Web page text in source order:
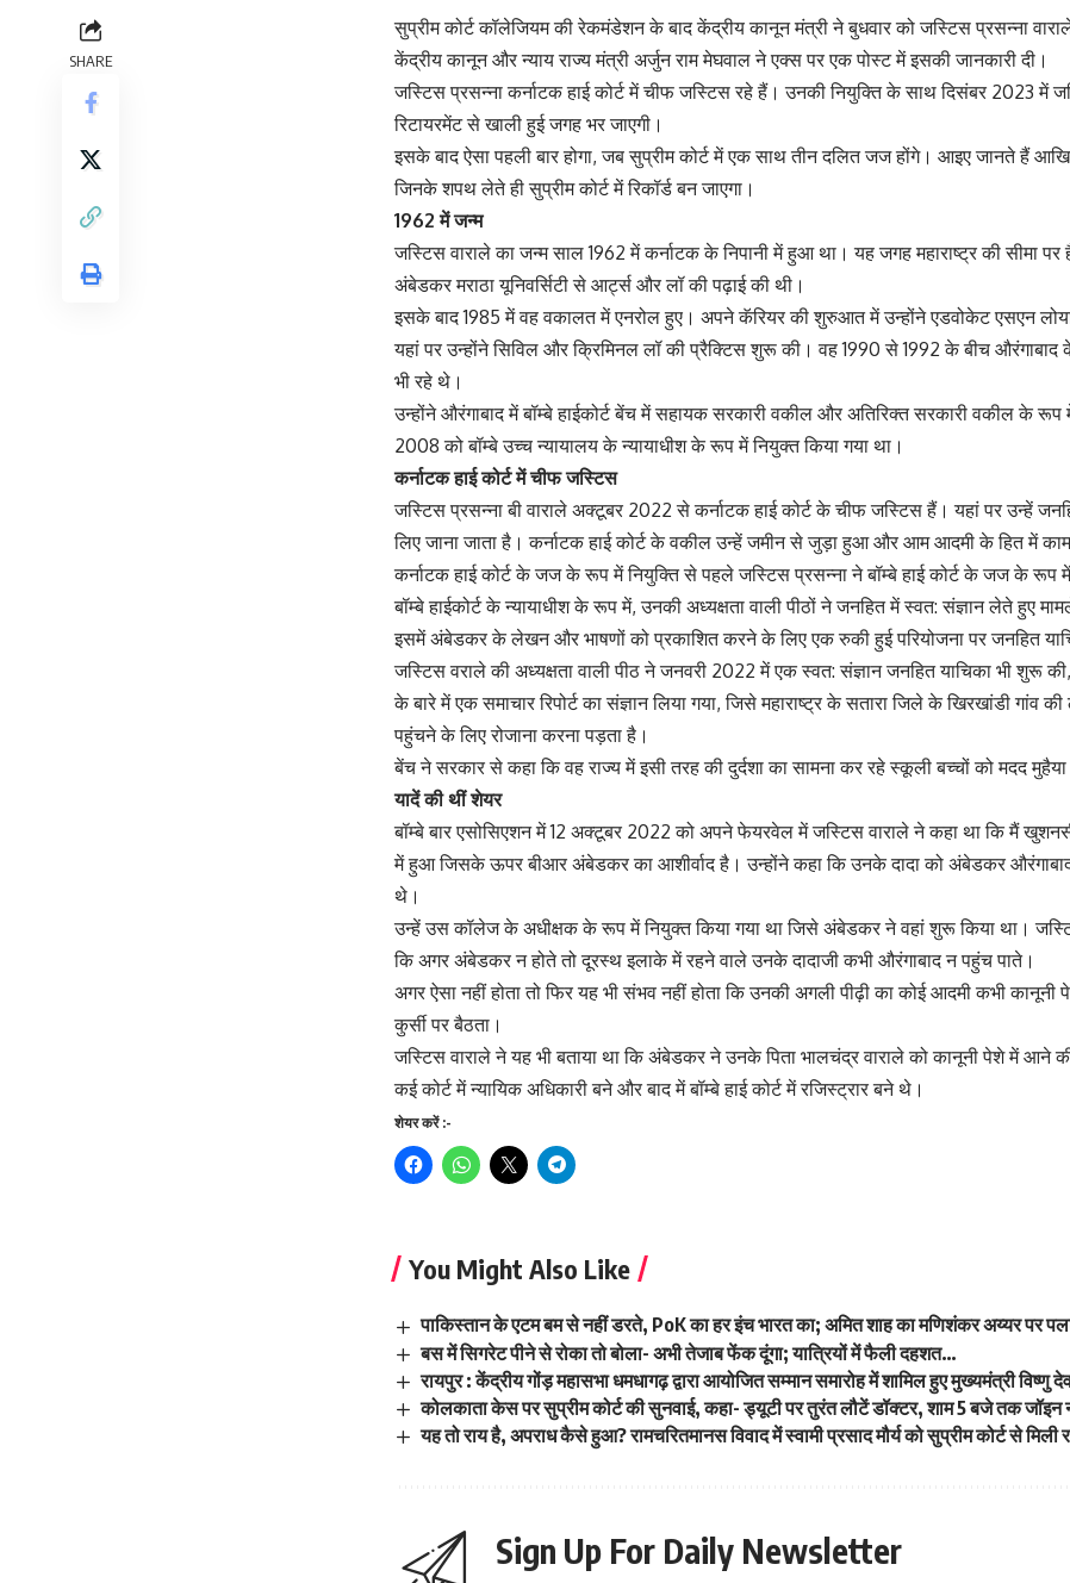
SHARE
सुप्रीम कोर्ट कॉलेजियम की रेकमंडेशन के बाद केंद्रीय कानून मंत्री ने बुधवार को जस्टिस प्रसन्ना
केंद्रीय कानून और न्याय राज्य मंत्री अर्जुन राम मेघवाल ने एक्स पर एक पोस्ट में इसकी जानकारी दी।
जस्टिस प्रसन्ना कर्नाटक हाई कोर्ट में चीफ जस्टिस रहे हैं। उनकी नियुक्ति के साथ दिसंबर 2023
रिटायरमेंट से खाली हुई जगह भर जाएगी।
इसके बाद ऐसा पहली बार होगा, जब सुप्रीम कोर्ट में एक साथ तीन दलित जज होंगे। आइए जानते हैं
जिनके शपथ लेते ही सुप्रीम कोर्ट में रिकॉर्ड बन जाएगा।
1962 में जन्म
जस्टिस वाराले का जन्म साल 1962 में कर्नाटक के निपानी में हुआ था। यह जगह महाराष्ट्र की सीमा पर
अंबेडकर मराठा यूनिवर्सिटी से आर्ट्स और लॉ की पढ़ाई की थी।
इसके बाद 1985 में वह वकालत में एनरोल हुए। अपने कॅरियर की शुरुआत में उन्होंने एडवोकेट एसएन
यहां पर उन्होंने सिविल और क्रिमिनल लॉ की प्रैक्टिस शुरू की। वह 1990 से 1992 के बीच
भी रहे थे।
उन्होंने औरंगाबाद में बॉम्बे हाईकोर्ट बेंच में सहायक सरकारी वकील और अतिरिक्त सरकारी वकील के
2008 को बॉम्बे उच्च न्यायालय के न्यायाधीश के रूप में नियुक्त किया गया था।
कर्नाटक हाई कोर्ट में चीफ जस्टिस
जस्टिस प्रसन्ना बी वाराले अक्टूबर 2022 से कर्नाटक हाई कोर्ट के चीफ जस्टिस हैं। यहां पर उन्हें
लिए जाना जाता है। कर्नाटक हाई कोर्ट के वकील उन्हें जमीन से जुड़ा हुआ और आम आदमी के हित में
कर्नाटक हाई कोर्ट के जज के रूप में नियुक्ति से पहले जस्टिस प्रसन्ना ने बॉम्बे हाई कोर्ट के जज के रूप
बॉम्बे हाईकोर्ट के न्यायाधीश के रूप में, उनकी अध्यक्षता वाली पीठों ने जनहित में स्वत: संज्ञान लेते हुए
इसमें अंबेडकर के लेखन और भाषणों को प्रकाशित करने के लिए एक रुकी हुई परियोजना पर जनहित
जस्टिस वराले की अध्यक्षता वाली पीठ ने जनवरी 2022 में एक स्वत: संज्ञान जनहित याचिका भी शुरू
के बारे में एक समाचार रिपोर्ट का संज्ञान लिया गया, जिसे महाराष्ट्र के सतारा जिले के खिरखांडी
पहुंचने के लिए रोजाना करना पड़ता है।
बेंच ने सरकार से कहा कि वह राज्य में इसी तरह की दुर्दशा का सामना कर रहे स्कूली बच्चों को मदद मुहैया
यादें की थीं शेयर
बॉम्बे बार एसोसिएशन में 12 अक्टूबर 2022 को अपने फेयरवेल में जस्टिस वाराले ने कहा था कि मैं
में हुआ जिसके ऊपर बीआर अंबेडकर का आशीर्वाद है। उन्होंने कहा कि उनके दादा को अंबेडकर
थे।
उन्हें उस कॉलेज के अधीक्षक के रूप में नियुक्त किया गया था जिसे अंबेडकर ने वहां शुरू किया था।
कि अगर अंबेडकर न होते तो दूरस्थ इलाके में रहने वाले उनके दादाजी कभी औरंगाबाद न पहुंच पाते।
अगर ऐसा नहीं होता तो फिर यह भी संभव नहीं होता कि उनकी अगली पीढ़ी का कोई आदमी कभी
कुर्सी पर बैठता।
जस्टिस वाराले ने यह भी बताया था कि अंबेडकर ने उनके पिता भालचंद्र वाराले को कानूनी पेशे में आने
कई कोर्ट में न्यायिक अधिकारी बने और बाद में बॉम्बे हाई कोर्ट में रजिस्ट्रार बने थे।
शेयर करें :-
You Might Also Like
पाकिस्तान के एटम बम से नहीं डरते, PoK का हर इंच भारत का; अमित शाह का मणिशंकर अय्यर पर
बस में सिगरेट पीने से रोका तो बोला- अभी तेजाब फेंक दूंगा; यात्रियों में फैली दहशत…
रायपुर : केंद्रीय गोंड़ महासभा धमधागढ़ द्वारा आयोजित सम्मान समारोह में शामिल हुए मुख्यमंत्री विष्णु
कोलकाता केस पर सुप्रीम कोर्ट की सुनवाई, कहा- ड्यूटी पर तुरंत लौटें डॉक्टर, शाम 5 बजे तक जॉइन
यह तो राय है, अपराध कैसे हुआ? रामचरितमानस विवाद में स्वामी प्रसाद मौर्य को सुप्रीम कोर्ट से मिली
Sign Up For Daily Newsletter